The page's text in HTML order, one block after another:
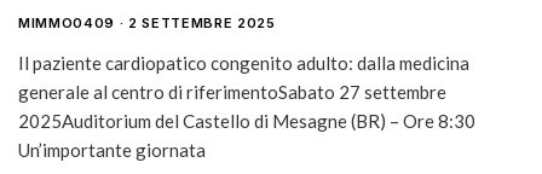
MIMMO0409 2 SETTEMBRE 2025
Il paziente cardiopatico congenito adulto: dalla medicina
generale al centro di riferimentoSabato 27 settembre
2025Auditorium del Castello di Mesagne (BR) – Ore 8:30
Un’importante giornata